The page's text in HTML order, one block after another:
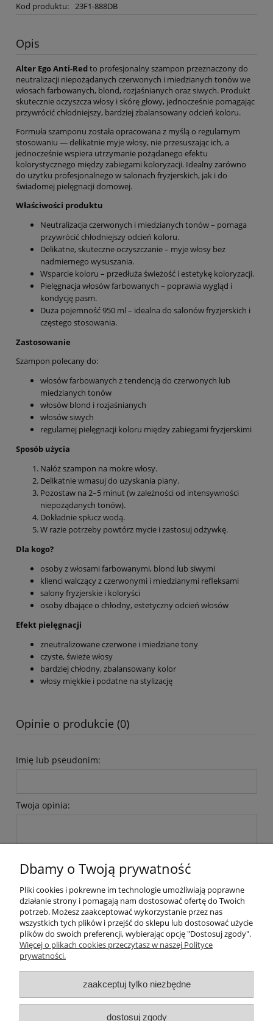
Kod produktu: 23F1-888DB
Opis
Alter Ego Anti-Redto profesjonalny szampon przeznaczony do
neutralizacji niepożądanych czerwonych i miedzianych tonów we
włosach farbowanych, blond, rozjaśnianych oraz siwych. Produkt
skutecznie oczyszcza włosy i skórę głowy, jednocześnie pomagając
przywrócić chłodniejszy, bardziej zbalansowany odcień koloru.
Formuła szamponu została opracowana z myślą o regularnym
stosowaniu — delikatnie myje włosy, nie przesuszając ich, a
jednocześnie wspiera utrzymanie pożądanego efektu
kolorystycznego między zabiegami koloryzacji. Idealny zarówno
do użytku profesjonalnego w salonach fryzjerskich, jak i do
świadomej pielęgnacji domowej.
Właściwości produktu
Neutralizacja czerwonych i miedzianych tonów – pomaga
przywrócić chłodniejszy odcień koloru.
Delikatne, skuteczne oczyszczanie – myje włosy bez
nadmiernego wysuszania.
Wsparcie koloru – przedłuża świeżość i estetykę koloryzacji.
Pielęgnacja włosów farbowanych – poprawia wygląd i
kondycję pasm.
Duża pojemność 950 ml – idealna do salonów fryzjerskich i
częstego stosowania.
Zastosowanie
Szampon polecany do:
włosów farbowanych z tendencją do czerwonych lub
miedzianych tonów
włosów blond i rozjaśnianych
włosów siwych
regularnej pielęgnacji koloru między zabiegami fryzjerskimi
Sposób użycia
Nałóż szampon na mokre włosy.
Delikatnie wmasuj do uzyskania piany.
Pozostaw na 2–5 minut (w zależności od intensywności
niepożądanych tonów).
Dokładnie spłucz wodą.
W razie potrzeby powtórz mycie i zastosuj odżywkę.
Dla kogo?
osoby z włosami farbowanymi, blond lub siwymi
klienci walczący z czerwonymi i miedzianymi refleksami
salony fryzjerskie i koloryści
osoby dbające o chłodny, estetyczny odcień włosów
Efekt pielęgnacji
zneutralizowane czerwone i miedziane tony
czyste, świeże włosy
bardziej chłodny, zbalansowany kolor
włosy miękkie i podatne na stylizację
Opinie o produkcie (0)
Imię lub pseudonim:
Twoja opinia:
wyślij
Pomoc
Moje konto
Płatności i dostawa
Dbamy o Twoją prywatność
Pliki cookies i pokrewne im technologie umożliwiają poprawne
działanie strony i pomagają nam dostosować ofertę do Twoich
potrzeb. Możesz zaakceptować wykorzystanie przez nas
wszystkich tych plików i przejść do sklepu lub dostosować użycie
plików do swoich preferencji, wybierając opcję "Dostosuj zgody".
Więcej o plikach cookies przeczytasz w naszej Polityce
prywatności.
zaakceptuj tylko niezbędne
dostosuj zgody